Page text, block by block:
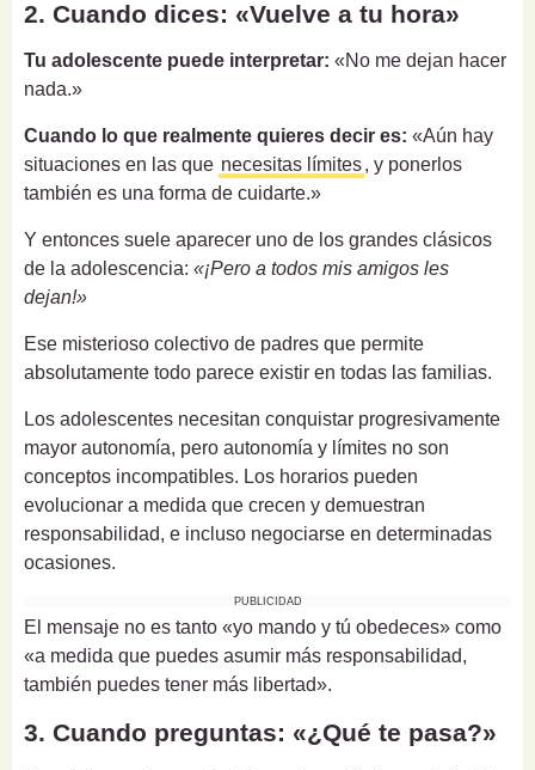
2. Cuando dices: «Vuelve a tu hora»
Tu adolescente puede interpretar: «No me dejan hacer
nada.»
Cuando lo que realmente quieres decir es: «Aún hay
situaciones en las que necesitas límites, y ponerlos
también es una forma de cuidarte.»
Y entonces suele aparecer uno de los grandes clásicos
de la adolescencia: «¡Pero a todos mis amigos les
dejan!»
Ese misterioso colectivo de padres que permite
absolutamente todo parece existir en todas las familias.
Los adolescentes necesitan conquistar progresivamente
mayor autonomía, pero autonomía y límites no son
conceptos incompatibles. Los horarios pueden
evolucionar a medida que crecen y demuestran
responsabilidad, e incluso negociarse en determinadas
ocasiones.
PUBLICIDAD
El mensaje no es tanto «yo mando y tú obedeces» como
«a medida que puedes asumir más responsabilidad,
también puedes tener más libertad».
3. Cuando preguntas: «¿Qué te pasa?»